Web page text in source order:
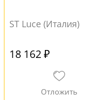
ST Luce (Италия)
18 162 ₽